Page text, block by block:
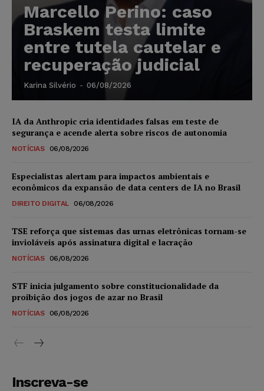
Marcello Perino: caso
Braskem testa limite
entre tutela cautelar e
recuperação judicial
Karina Silvério - 06/08/2026
IA da Anthropic cria identidades falsas em teste de
segurança e acende alerta sobre riscos de autonomia
NOTÍCIAS 06/08/2026
Especialistas alertam para impactos ambientais e
econômicos da expansão de data centers de IA no Brasil
DIREITO DIGITAL 06/08/2026
TSE reforça que sistemas das urnas eletrônicas tornam-se
invioláveis após assinatura digital e lacração
NOTÍCIAS 06/08/2026
STF inicia julgamento sobre constitucionalidade da
proibição dos jogos de azar no Brasil
NOTÍCIAS 06/08/2026
Inscreva-se